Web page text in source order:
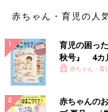
赤ちゃん・育児の人
育児の困っ
秋号』 4カ
いっぱい！
赤ちゃん・育
赤ちゃんの